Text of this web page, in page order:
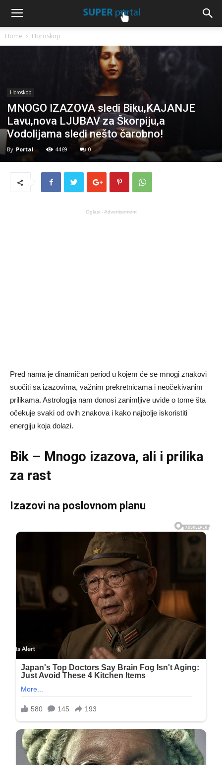
Home Horoskop
Horoskop
MNOGO IZAZOVA sledi Biku,KAJANJE
Lavu,nova LJUBAV za Škorpiju,a
Vodolijama sledi nešto čarobno!
By Portal 4469 0
Oglasi - Advertisement
Pred nama je dinamičan period u kojem će se mnogi znakovi
suočiti sa izazovima, važnim prekretnicama i neočekivanim
prilikama. Astrologija nam donosi zanimljive uvide o tome šta
očekuje svaki od ovih znakova i kako najbolje iskoristiti
energiju koja dolazi.
Bik – Mnogo izazova, ali i prilika
za rast
Izazovi na poslovnom planu